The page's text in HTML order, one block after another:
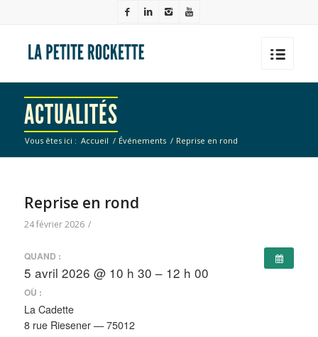
ACTUALITÉS
Vous êtes ici : Accueil / Événements / Reprise en rond
Reprise en rond
24 février 2026 /
QUAND :
5 avril 2026 @ 10 h 30 – 12 h 00
OÙ :
La Cadette
8 rue Riesener — 75012